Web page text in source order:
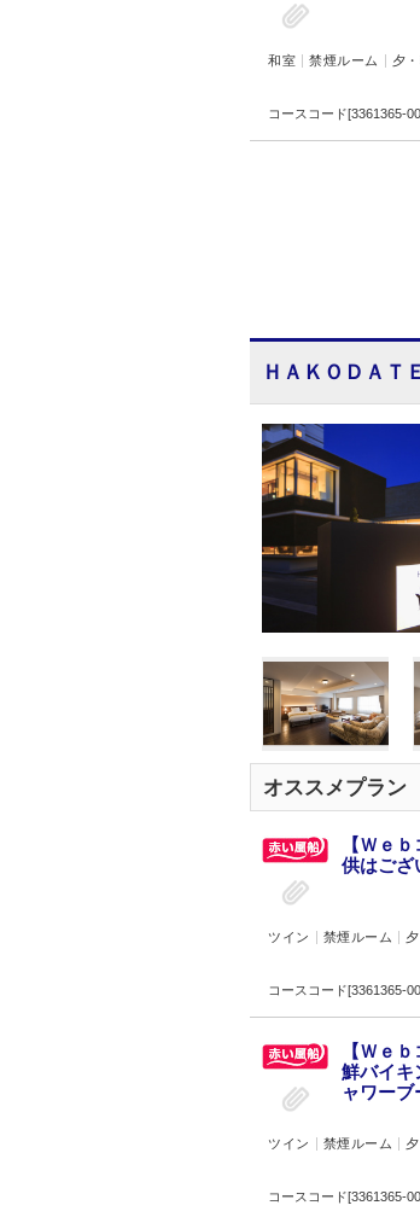
和室 禁煙ルーム 夕
コースコード[3361365-
ＨＡＫＯＤＡ
オススメプラン
【Ｗｅ
供はござ
ツイン 禁煙ルーム
コースコード[3361365-
【Ｗｅ
鮮バイ
ャワーブ
ツイン 禁煙ルーム
コースコード[3361365-